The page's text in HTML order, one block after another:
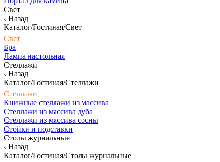
Свет
Назад
Каталог/Гостиная/Свет
Свет
Бра
Лампа настольная
Стеллажи
Назад
Каталог/Гостиная/Стеллажи
Стеллажи
Книжные стеллажи из массива
Стеллажи из массива дуба
Стеллажи из массива сосны
Стойки и подставки
Столы журнальные
Назад
Каталог/Гостиная/Столы журнальные